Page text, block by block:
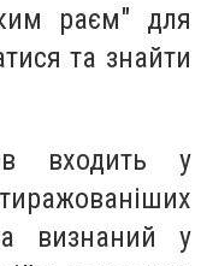
раєм" для
та знайти
входить у
визнаний у